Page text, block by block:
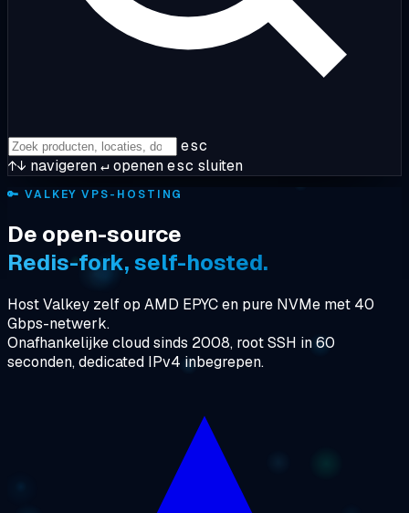
esc
↑↓ navigeren↵openenesc sluiten
🔑 VALKEY VPS-HOSTING
De open-source
Redis-fork, self-hosted.
Host Valkey zelf op AMD EPYC en pure NVMe met 40
Gbps-netwerk.
Onafhankelijke cloud sinds 2008, root SSH in 60
seconden, dedicated IPv4 inbegrepen.